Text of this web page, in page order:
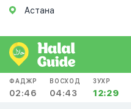
Астана
ФАДЖР
02:46
ВОСХОД
04:43
ЗУХР
12:29